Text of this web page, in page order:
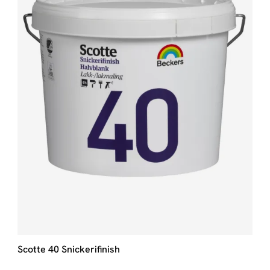
Scotte 40 Snickerifinish